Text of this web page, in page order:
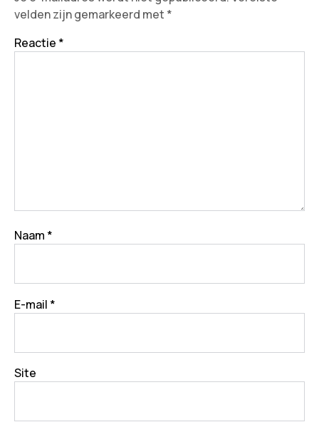
velden zijn gemarkeerd met *
Reactie *
Naam *
E-mail *
Site